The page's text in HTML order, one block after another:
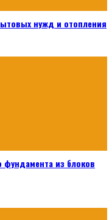
нужд и отопления
фундамента из блоков